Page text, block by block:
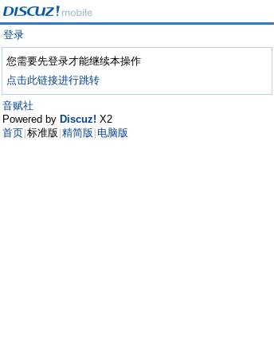
登录
您需要先登录才能继续本操作
点击此链接进行跳转
音赋社
Powered by Discuz! X2
首页 标准版 精简版 电脑版